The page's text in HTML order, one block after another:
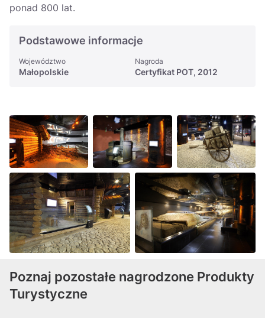
ponad 800 lat.
Podstawowe informacje
Województwo
Małopolskie
Nagroda
Certyfikat POT, 2012
Poznaj pozostałe nagrodzone Produkty
Turystyczne